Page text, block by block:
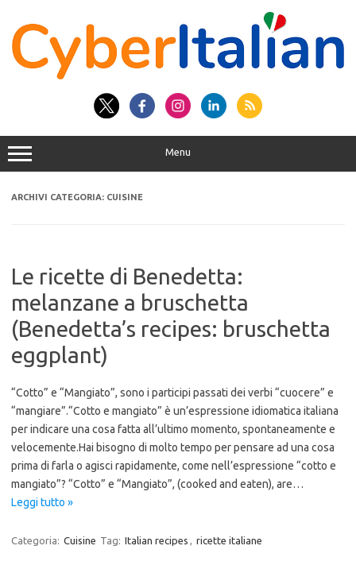
contenuto
Menu
ARCHIVI CATEGORIA: CUISINE
Le ricette di Benedetta:
melanzane a bruschetta
(Benedetta’s recipes: bruschetta
eggplant)
“Cotto” e “Mangiato”, sono i participi passati dei verbi “cuocere” e
“mangiare”.“Cotto e mangiato” è un’espressione idiomatica italiana
per indicare una cosa fatta all’ultimo momento, spontaneamente e
velocemente.Hai bisogno di molto tempo per pensare ad una cosa
prima di farla o agisci rapidamente, come nell’espressione “cotto e
mangiato”? “Cotto” e “Mangiato”, (cooked and eaten), are…
Leggi tutto »
Categoria: Cuisine Tag: Italian recipes ricette italiane